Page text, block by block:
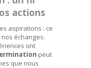
actions
aspirations : ce
échanges.
ont
peut
que nous